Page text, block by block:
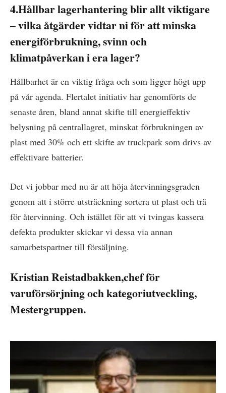
4.Hållbar lagerhantering blir allt viktigare
– vilka åtgärder vidtar ni för att minska
energiförbrukning, svinn och
klimatpåverkan i era lager?
Hållbarhet är en viktig fråga och som ligger högt upp
på vår agenda. Flertalet initiativ har genomförts de
senaste åren, bland annat skifte till energieffektiv
belysning på centrallagret, minskat förbrukningen av
plast med 30% och ett skifte av truckpark som drivs av
effektivare batterier.
Det vi jobbar med nu är att höja återvinningsgraden
genom att i större utsträckning sortera ut plast och trä
för återvinning. Och istället för att vi tvingas kassera
defekta produkter skickar vi dessa via annan
samarbetspartner till försäljning.
Kristian Reistadbakken,chef för
varuförsörjning och kategoriutveckling,
Mestergruppen.